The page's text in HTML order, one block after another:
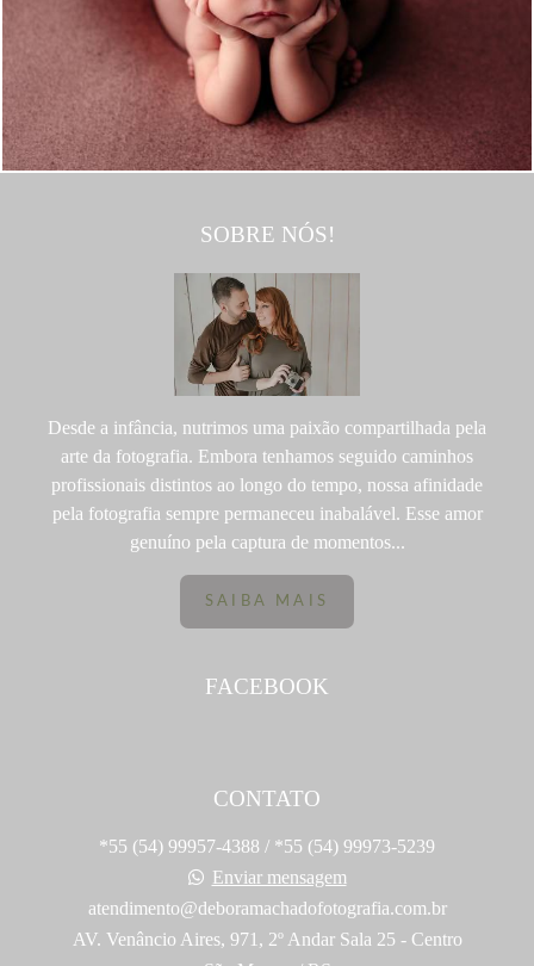
719
SOBRE NÓS!
Desde a infância, nutrimos uma paixão compartilhada pela
arte da fotografia. Embora tenhamos seguido caminhos
profissionais distintos ao longo do tempo, nossa afinidade
pela fotografia sempre permaneceu inabalável. Esse amor
genuíno pela captura de momentos...
SAIBA MAIS
FACEBOOK
CONTATO
*55 (54) 99957-4388 / *55 (54) 99973-5239
Enviar mensagem
atendimento@deboramachadofotografia.com.br
AV. Venâncio Aires, 971, 2º Andar Sala 25 - Centro